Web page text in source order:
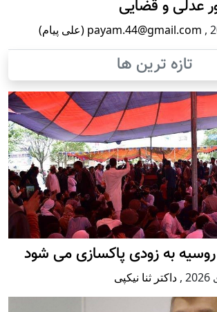
عدلی و قضایی
, payam.44@gmail.com (علی پیام)
تازه ترین ها
به زودی پاکسازی می شود
, داکتر ثنا نیکپی